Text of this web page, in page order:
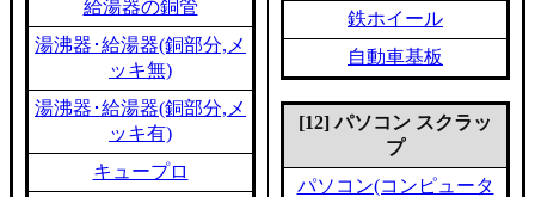
給湯器の銅管
湯沸器･給湯器(銅部分,メ
ッキ無)
湯沸器･給湯器(銅部分,メ
ッキ有)
キュープロ
鉄ホイール
自動車基板
[12] パソコン スクラッ
プ
パソコン(コンピュータ